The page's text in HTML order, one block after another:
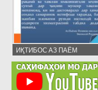
ИҚТИБОС АЗ ПАЁМ